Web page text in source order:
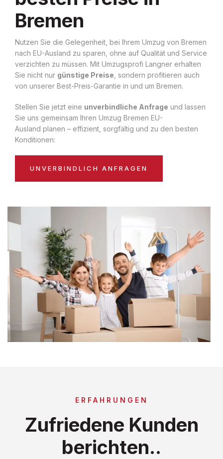
Bremen
Nutzen Sie die Gelegenheit, bei Ihrem Umzug von Bremen
nach EU-Ausland zu sparen, ohne auf Qualität und Service
verzichten zu müssen. Mit Umzugsprofi Langner erhalten
Sie nicht nur günstige Preise , sondern profitieren auch
von unserer Best-Preis-Garantie in und um Bremen.
Stellen Sie jetzt eine unverbindliche Anfrage und lassen
Sie uns gemeinsam Ihren Umzug Bremen EU-
Ausland planen – effizient, sorgfältig und zu den besten
Konditionen:
UNVERBINDLICH ANFRAGEN
ERFAHRUNGEN
Zufriedene Kunden
berichten..